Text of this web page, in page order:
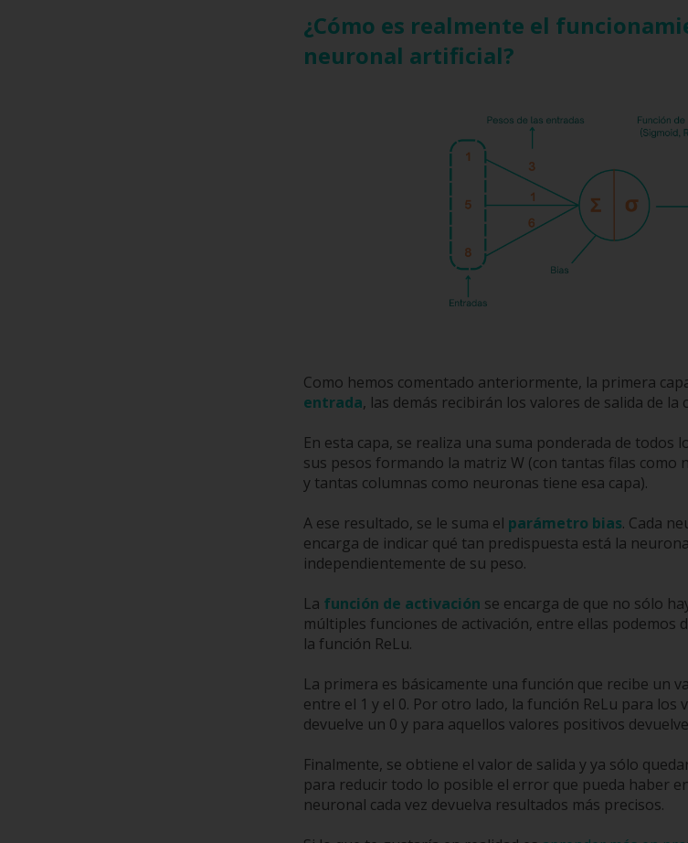
¿Cómo es realmente el
neuronal artificial?
Como hemos comentado anteriormente, la primera
entrada, las demás recibirán los valores de salida de la
En esta capa, se realiza una suma ponderada de todos
sus pesos formando la matriz W (con tantas filas como
y tantas columnas como neuronas tiene esa capa).
A ese resultado, se le suma el parámetro bias. Cada
encarga de indicar qué tan predispuesta está la
independientemente de su peso.
La función de activación se encarga de que no sólo
múltiples funciones de activación, entre ellas podemos
la función ReLu.
La primera es básicamente una función que recibe un
entre el 1 y el 0. Por otro lado, la función ReLu para los
devuelve un 0 y para aquellos valores positivos
Finalmente, se obtiene el valor de salida y ya sólo
para reducir todo lo posible el error que pueda haber
neuronal cada vez devuelva resultados más precisos.